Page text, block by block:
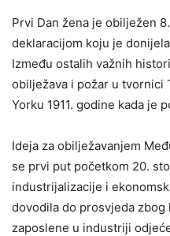
Prvi Dan žena je obilježen
deklaracijom koju je
Između ostalih važnih
obilježava i požar u tvornici
Yorku 1911. godine kada je
Ideja za obilježavanjem
se prvi put početkom 20.
industrijalizacije i
dovodila do prosvjeda
zaposlene u industriji